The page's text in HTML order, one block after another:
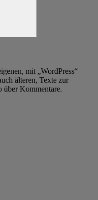
mit „WordPress“
älteren, Texte zur
über Kommentare.